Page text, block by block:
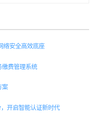
络安全高效底座
费管理系统
案
开启智能认证新时代